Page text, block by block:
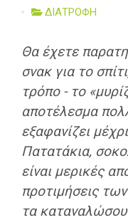
ΔΙΑΤΡΟΦΗ
Θα έχετε
σνακ για το
τρόπο - το
αποτέλεσμα
εξαφανίζει
Πατατάκια,
είναι μερικές
προτιμήσεις
τα